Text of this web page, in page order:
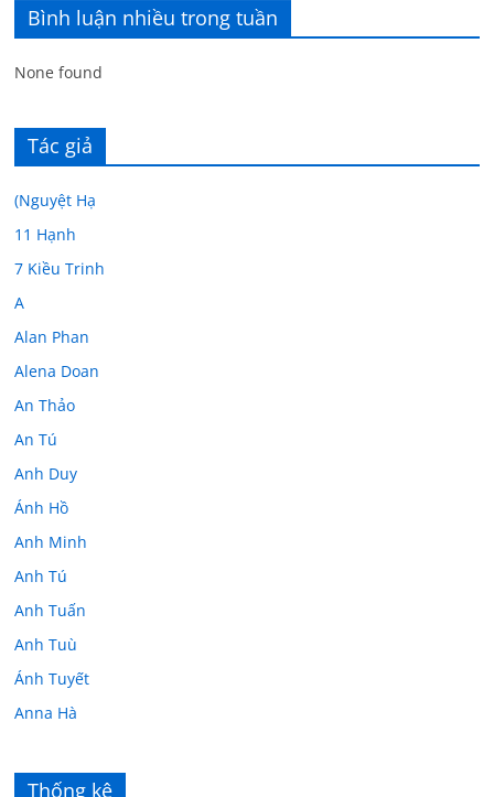
Bình luận nhiều trong tuần
None found
Tác giả
(Nguyệt Hạ
11 Hạnh
7 Kiều Trinh
A
Alan Phan
Alena Doan
An Thảo
An Tú
Anh Duy
Ánh Hồ
Anh Minh
Anh Tú
Anh Tuấn
Anh Tuù
Ánh Tuyết
Anna Hà
Âu Tú Vân
Thống kê